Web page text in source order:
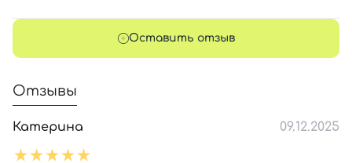
Оставить отзыв
Отзывы
Катерина 09.12.2025